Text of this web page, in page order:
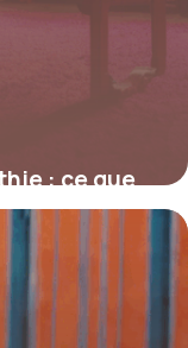
: ce que